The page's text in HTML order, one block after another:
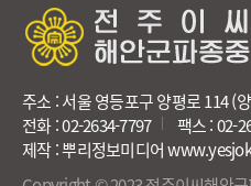
주소 : 서울 영등포구 양평로 114 (
전화 : 02-2634-7797
팩스 : 02-
제작 : 뿌리정보미디어